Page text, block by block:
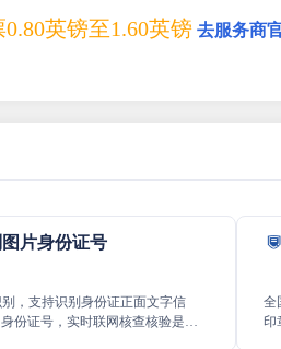
英镑至1.60英镑 去服务商
片身份证号
，支持识别身份证正面文字信
份证号，实时联网核查核验是否
全
印